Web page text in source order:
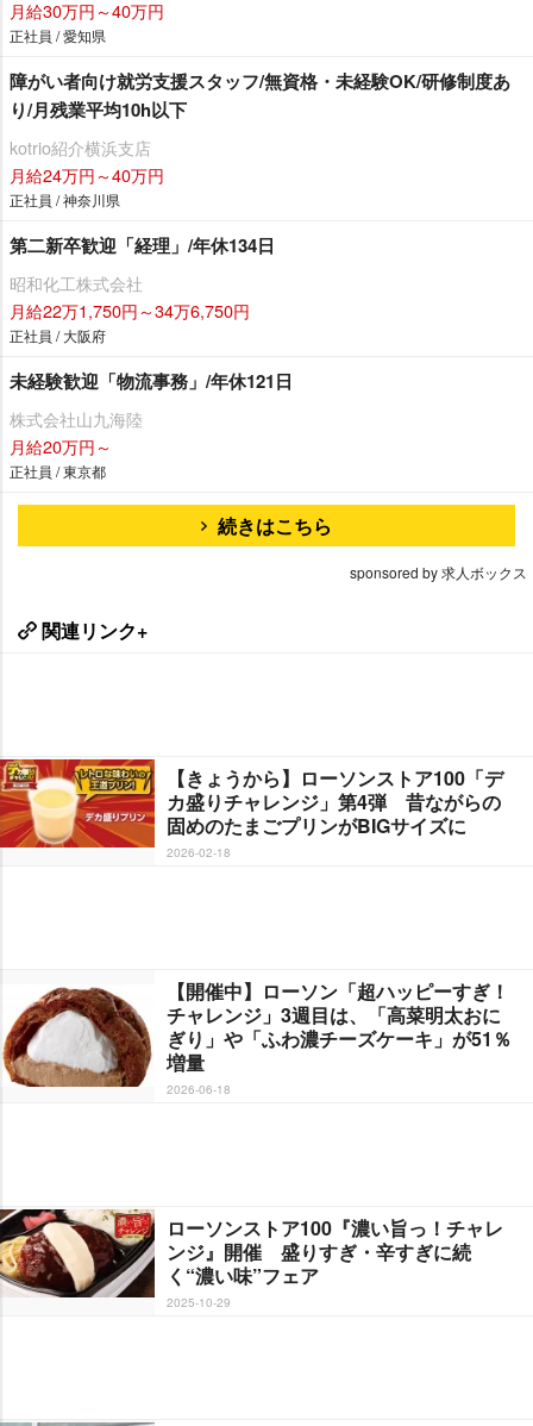
月給30万円～40万円
正社員 / 愛知県
障がい者向け就労支援スタッフ/無資格・未経験OK/研修制度あ
り/月残業平均10h以下
kotrio紹介横浜支店
月給24万円～40万円
正社員 / 神奈川県
第二新卒歓迎「経理」/年休134日
昭和化工株式会社
月給22万1,750円～34万6,750円
正社員 / 大阪府
未経験歓迎「物流事務」/年休121日
株式会社山九海陸
月給20万円～
正社員 / 東京都
続きはこちら
sponsored by 求人ボックス
関連リンク+
【きょうから】ローソンストア100「デ
カ盛りチャレンジ」第4弾 昔ながらの
固めのたまごプリンがBIGサイズに
2026-02-18
【開催中】ローソン「超ハッピーすぎ！
チャレンジ」3週目は、「高菜明太おに
ぎり」や「ふわ濃チーズケーキ」が51％
増量
2026-06-18
ローソンストア100『濃い旨っ！チャレ
ンジ』開催 盛りすぎ・辛すぎに続
く“濃い味”フェア
2025-10-29